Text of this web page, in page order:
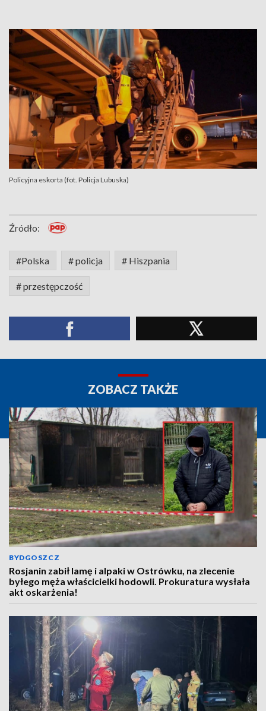
Policyjna eskorta (fot. Policja Lubuska)
Źródło:
#Polska # policja # Hiszpania
# przestępczość
ZOBACZ TAKŻE
BYDGOSZCZ
Rosjanin zabił lamę i alpaki w Ostrówku, na zlecenie
byłego męża właścicielki hodowli. Prokuratura wysłała
akt oskarżenia!